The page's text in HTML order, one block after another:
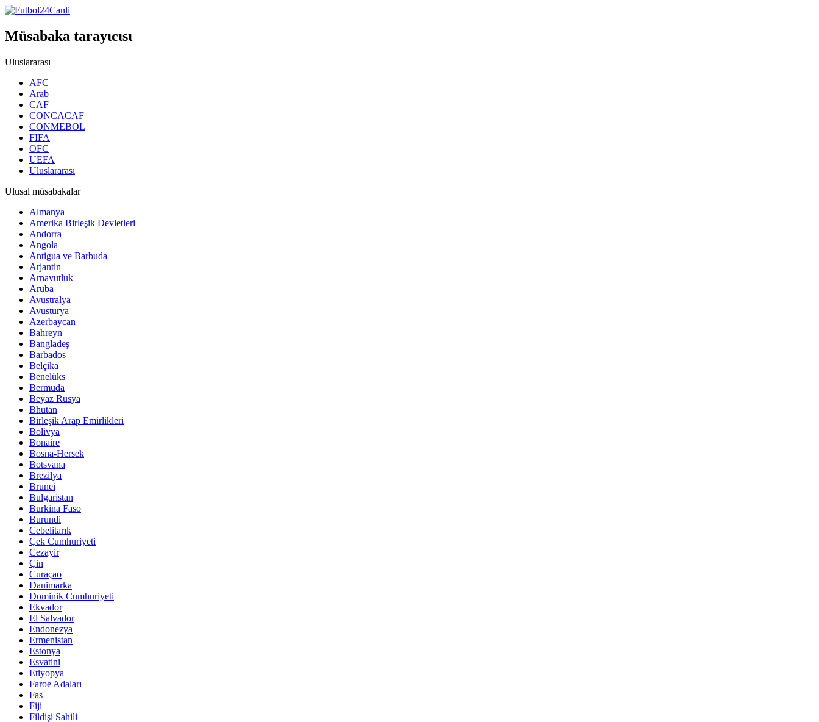
Müsabaka tarayιcιsι
Uluslararası
AFC
Arab
CAF
CONCACAF
CONMEBOL
FIFA
OFC
UEFA
Uluslararası
Ulusal müsabakalar
Almanya
Amerika Birleşik Devletleri
Andorra
Angola
Antigua ve Barbuda
Arjantin
Arnavutluk
Aruba
Avustralya
Avusturya
Azerbaycan
Bahreyn
Bangladeş
Barbados
Belçika
Benelüks
Bermuda
Beyaz Rusya
Bhutan
Birleşik Arap Emirlikleri
Bolivya
Bonaire
Bosna-Hersek
Botsvana
Brezilya
Brunei
Bulgaristan
Burkina Faso
Burundi
Cebelitarık
Çek Cumhuriyeti
Cezayir
Çin
Curaçao
Danimarka
Dominik Cumhuriyeti
Ekvador
El Salvador
Endonezya
Ermenistan
Estonya
Esvatini
Etiyopya
Faroe Adaları
Fas
Fiji
Fildişi Sahili